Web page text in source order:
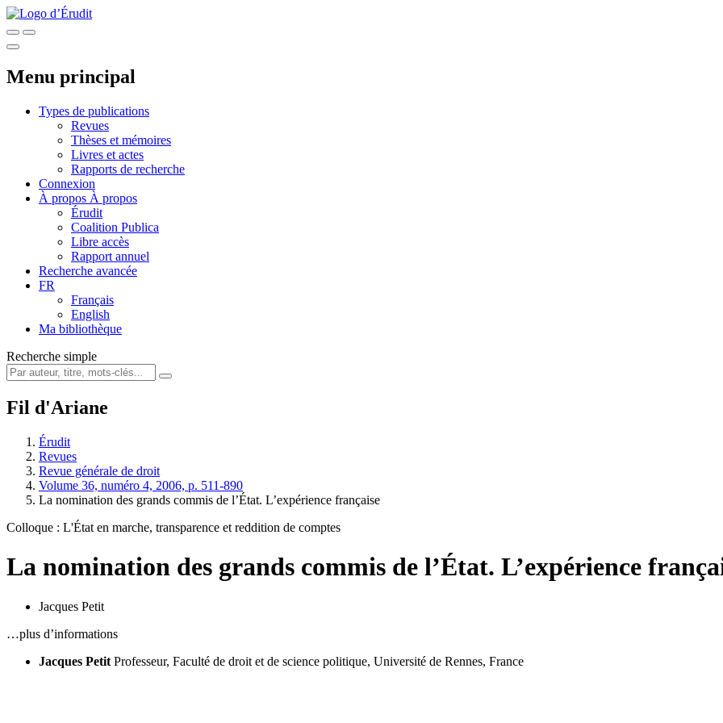
Menu principal
Types de publications
Revues
Thèses et mémoires
Livres et actes
Rapports de recherche
Connexion
À propos À propos
Érudit
Coalition Publica
Libre accès
Rapport annuel
Recherche avancée
FR
Français
English
Ma bibliothèque
Recherche simple
Fil d'Ariane
Érudit
Revues
Revue générale de droit
Volume 36, numéro 4, 2006, p. 511-890
La nomination des grands commis de l’État. L’expérience française
Colloque : L'État en marche, transparence et reddition de comptes
La nomination des grands commis de l’État. L’expérience
Jacques Petit
…plus d’informations
Jacques Petit Professeur, Faculté de droit et de science politique, Université de Rennes, France